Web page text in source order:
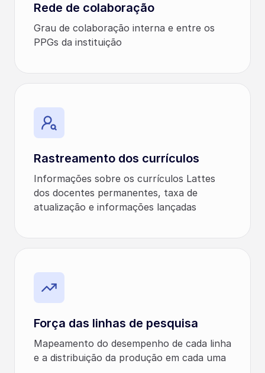
Rede de colaboração
Grau de colaboração interna e entre os
PPGs da instituição
Rastreamento dos currículos
Informações sobre os currículos Lattes
dos docentes permanentes, taxa de
atualização e informações lançadas
Força das linhas de pesquisa
Mapeamento do desempenho de cada linha
e a distribuição da produção em cada uma